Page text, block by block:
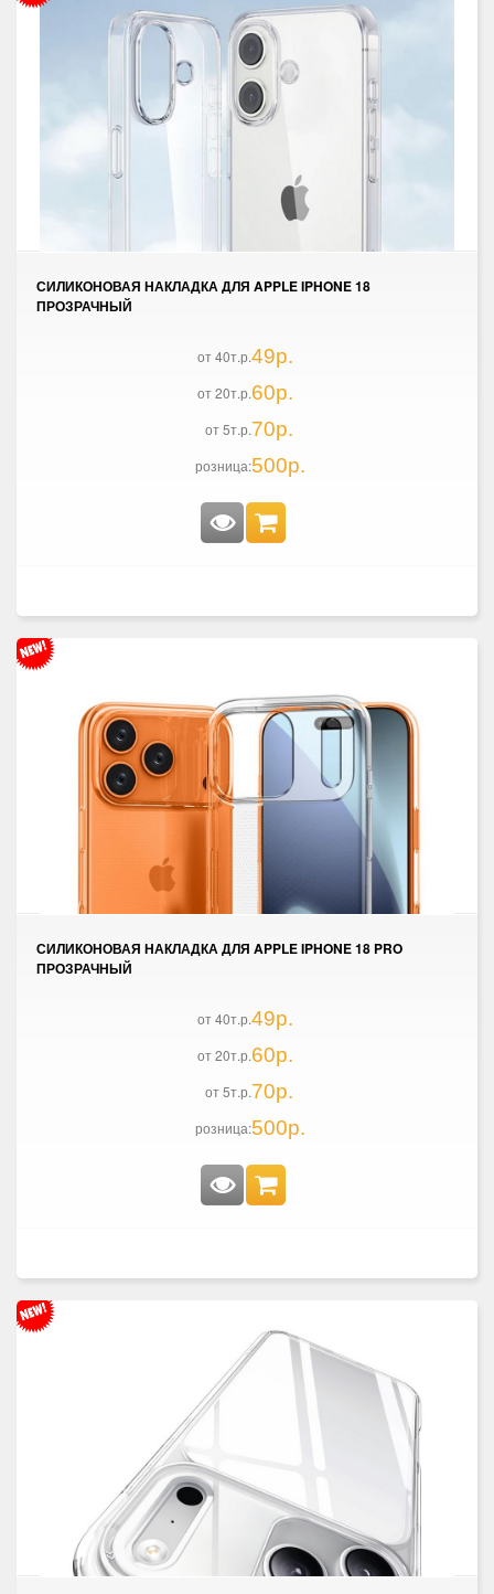
СИЛИКОНОВАЯ НАКЛАДКА ДЛЯ APPLE IPHONE 18
ПРОЗРАЧНЫЙ
от 40т.р.49р.
от 20т.р.60р.
от 5т.р.70р.
розница:500р.
СИЛИКОНОВАЯ НАКЛАДКА ДЛЯ APPLE IPHONE 18 PRO
ПРОЗРАЧНЫЙ
от 40т.р.49р.
от 20т.р.60р.
от 5т.р.70р.
розница:500р.